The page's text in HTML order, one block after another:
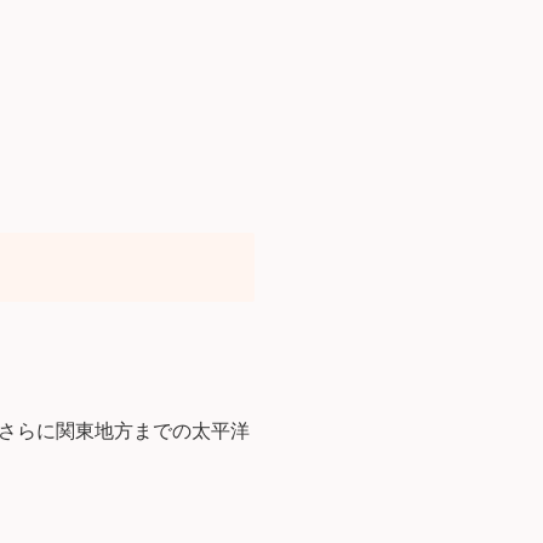
らに関東地方までの太平洋